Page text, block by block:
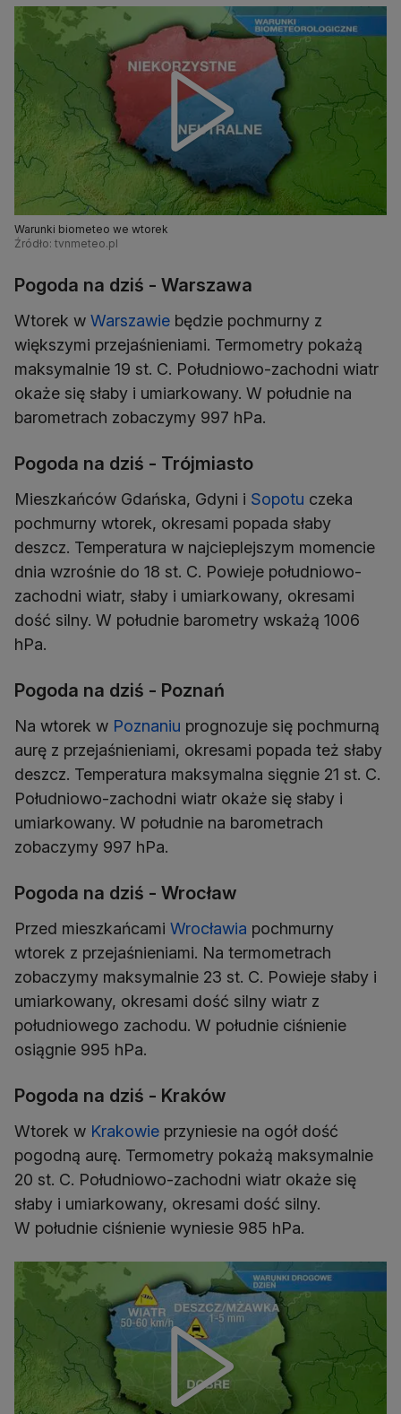
Warunki biometeo we wtorek
Źródło: tvnmeteo.pl
Pogoda na dziś - Warszawa
Wtorek w Warszawie będzie pochmurny z
większymi przejaśnieniami. Termometry pokażą
maksymalnie 19 st. C. Południowo-zachodni wiatr
okaże się słaby i umiarkowany. W południe na
barometrach zobaczymy 997 hPa.
Pogoda na dziś - Trójmiasto
Mieszkańców Gdańska, Gdyni i Sopotu czeka
pochmurny wtorek, okresami popada słaby
deszcz. Temperatura w najcieplejszym momencie
dnia wzrośnie do 18 st. C. Powieje południowo-
zachodni wiatr, słaby i umiarkowany, okresami
dość silny. W południe barometry wskażą 1006
hPa.
Pogoda na dziś - Poznań
Na wtorek w Poznaniu prognozuje się pochmurną
aurę z przejaśnieniami, okresami popada też słaby
deszcz. Temperatura maksymalna sięgnie 21 st. C.
Południowo-zachodni wiatr okaże się słaby i
umiarkowany. W południe na barometrach
zobaczymy 997 hPa.
Pogoda na dziś - Wrocław
Przed mieszkańcami Wrocławia pochmurny
wtorek z przejaśnieniami. Na termometrach
zobaczymy maksymalnie 23 st. C. Powieje słaby i
umiarkowany, okresami dość silny wiatr z
południowego zachodu. W południe ciśnienie
osiągnie 995 hPa.
Pogoda na dziś - Kraków
Wtorek w Krakowie przyniesie na ogół dość
pogodną aurę. Termometry pokażą maksymalnie
20 st. C. Południowo-zachodni wiatr okaże się
słaby i umiarkowany, okresami dość silny.
W południe ciśnienie wyniesie 985 hPa.